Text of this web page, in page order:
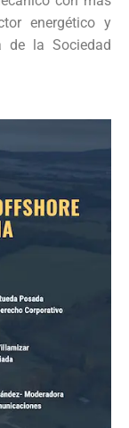
energético y
de la Sociedad